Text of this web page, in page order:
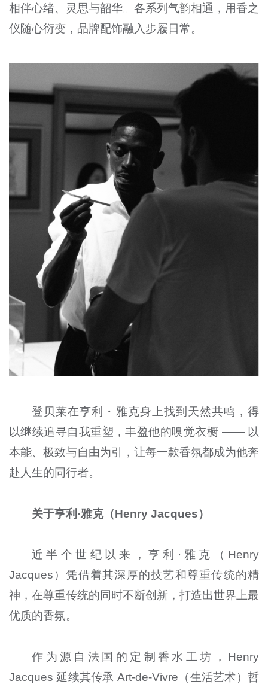
相伴心绪、灵思与韶华。各系列气韵相通，用香之
仪随心衍变，品牌配饰融入步履日常。
登贝莱在亨利・雅克身上找到天然共鸣，得
以继续追寻自我重塑，丰盈他的嗅觉衣橱 —— 以
本能、极致与自由为引，让每一款香氛都成为他奔
赴人生的同行者。
关于亨利·雅克（Henry Jacques）
近半个世纪以来，亨利·雅克（Henry
Jacques）凭借着其深厚的技艺和尊重传统的精
神，在尊重传统的同时不断创新，打造出世界上最
优质的香氛。
作为源自法国的定制香水工坊，Henry
Jacques 延续其传承 Art-de-Vivre（生活艺术）哲